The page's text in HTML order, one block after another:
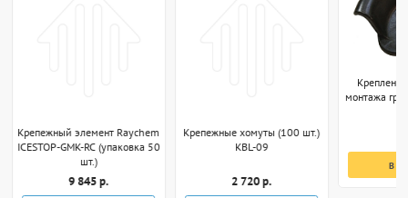
50
Крепежные хомуты (100 шт.)
KBL-09
монтажа греющего кабеля на
78 р.